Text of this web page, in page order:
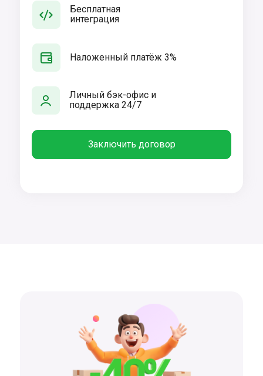
Заключить договор
Бесплатная
интеграция
Наложенный платёж 3%
Личный бэк-офис и
поддержка 24/7